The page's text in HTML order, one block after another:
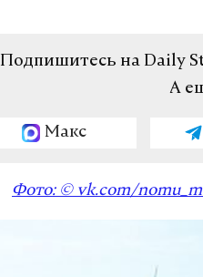
Подпишитесь на Daily
А
Макс
Фото: © vk.com/